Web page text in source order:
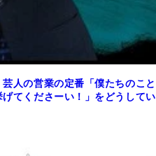
人の営業の定番「僕たちのこと
てくださーい！」をどうしてい